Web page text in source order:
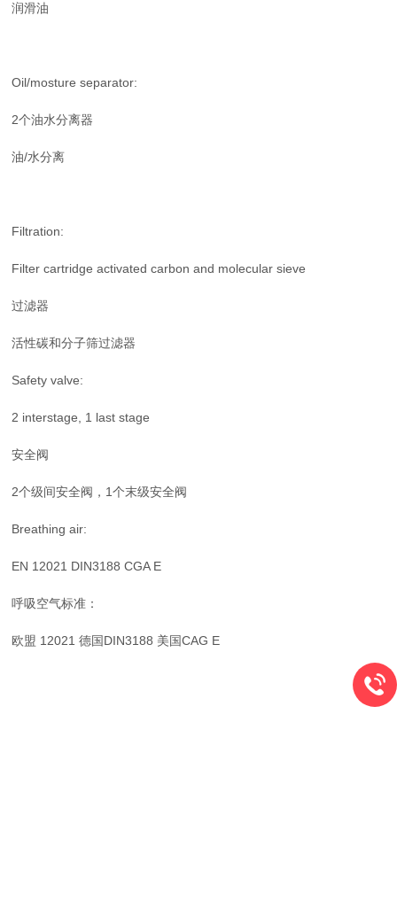
润滑油
Oil/mosture separator:
2个油水分离器
油/水分离
Filtration:
Filter cartridge activated carbon and molecular sieve
过滤器
活性碳和分子筛过滤器
Safety valve:
2 interstage, 1 last stage
安全阀
2个级间安全阀，1个末级安全阀
Breathing air:
EN 12021 DIN3188 CGA E
呼吸空气标准：
欧盟 12021 德国DIN3188 美国CAG E